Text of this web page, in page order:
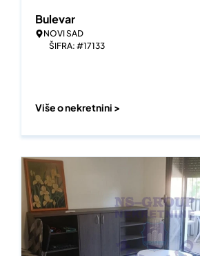
Bulevar
NOVI SAD
ŠIFRA: #17133
Više o nekretnini >